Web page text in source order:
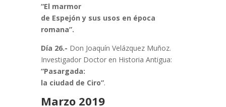
“El marmor
de Espejón y sus usos en época
romana”.
Día 26.- Don Joaquín Velázquez Muñoz.
Investigador Doctor en Historia Antigua:
“Pasargada:
la ciudad de Ciro”.
Marzo 2019